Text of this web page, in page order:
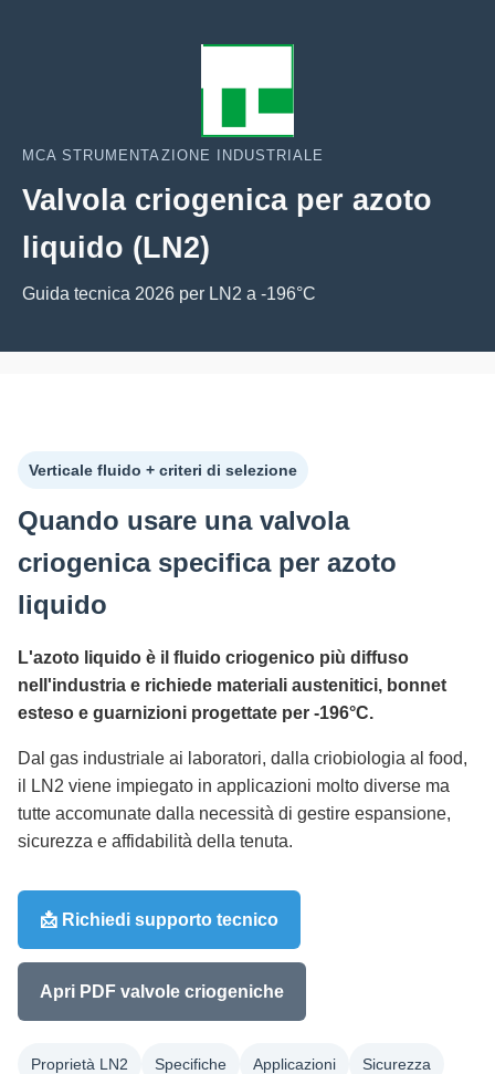
MCA STRUMENTAZIONE INDUSTRIALE
Valvola criogenica per azoto
liquido (LN2)
Guida tecnica 2026 per LN2 a -196°C
Verticale fluido + criteri di selezione
Quando usare una valvola
criogenica specifica per azoto
liquido
L'azoto liquido è il fluido criogenico più diffuso
nell'industria e richiede materiali austenitici, bonnet
esteso e guarnizioni progettate per -196°C.
Dal gas industriale ai laboratori, dalla criobiologia al food,
il LN2 viene impiegato in applicazioni molto diverse ma
tutte accomunate dalla necessità di gestire espansione,
sicurezza e affidabilità della tenuta.
📩 Richiedi supporto tecnico
Apri PDF valvole criogeniche
Proprietà LN2 Specifiche Applicazioni Sicurezza